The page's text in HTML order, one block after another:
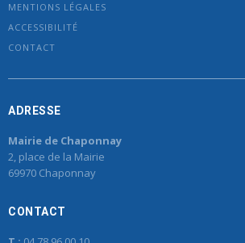
MENTIONS LÉGALES
ACCESSIBILITÉ
CONTACT
ADRESSE
Mairie de Chaponnay
2, place de la Mairie
69970 Chaponnay
CONTACT